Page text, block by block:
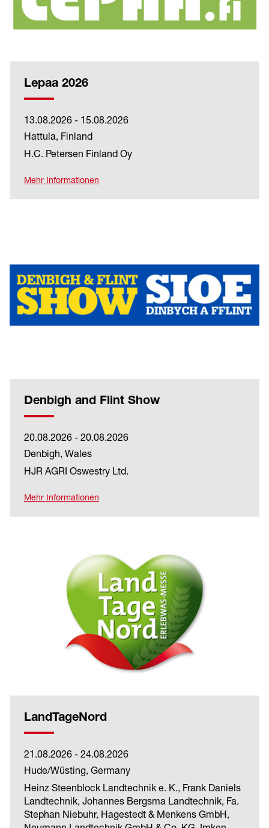
Lepaa 2026
13.08.2026 - 15.08.2026
Hattula, Finland
H.C. Petersen Finland Oy
Mehr Informationen
Denbigh and Flint Show
20.08.2026 - 20.08.2026
Denbigh, Wales
HJR AGRI Oswestry Ltd.
Mehr Informationen
LandTageNord
21.08.2026 - 24.08.2026
Hude/Wüsting, Germany
Heinz Steenblock Landtechnik e. K., Frank Daniels
Landtechnik, Johannes Bergsma Landtechnik, Fa.
Stephan Niebuhr, Hagestedt & Menkens GmbH,